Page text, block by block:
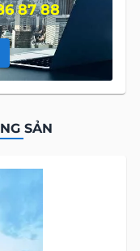
87 88
SẢN